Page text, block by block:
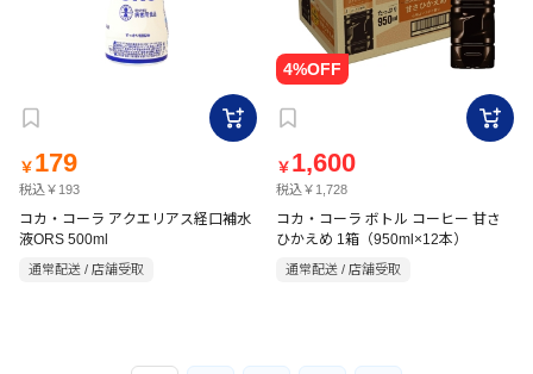
￥ 179
税込￥193
コカ・コーラ アクエリアス経口補水
液ORS 500ml
通常配送 / 店舗受取
￥ 1,600
税込￥1,728
コカ・コーラ ボトル コーヒー 甘さ
ひかえめ 1箱（950ml×12本）
通常配送 / 店舗受取